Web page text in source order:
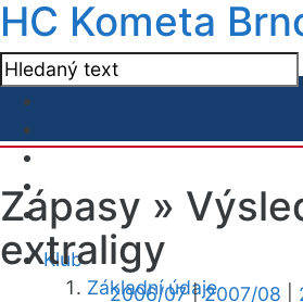
HC Kometa
Klub
Základní údaje
Zápasy »
extraligy
2006/07|2007/08